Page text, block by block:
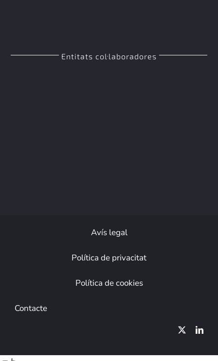
Entitats col·laboradores
Avís legal
Política de privacitat
Política de cookies
Contacte